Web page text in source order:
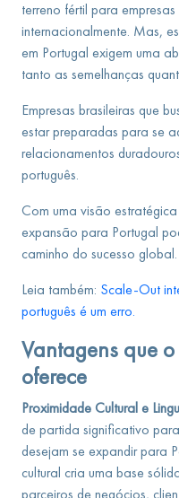
terreno fértil para
internacionalmente. Mas,
em Portugal exigem uma
tanto as semelhanças
Empresas brasileiras que
estar preparadas para se
relacionamentos
português.
Com uma visão
expansão para Portugal
caminho do sucesso global.
Leia também: Scale-Out
português é um erro.
Vantagens que
oferece
Proximidade Cultural e
de partida significativo
desejam se expandir para
cultural cria uma base
parceiros de negócios,